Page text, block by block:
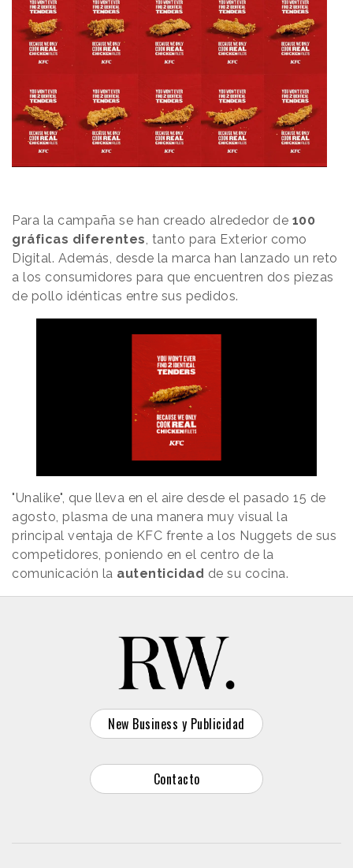
Para la campaña se han creado alrededor de 100
gráficas diferentes , tanto para Exterior como
Digital. Además, desde la marca han lanzado un reto
a los consumidores para que encuentren dos piezas
de pollo idénticas entre sus pedidos.
"Unalike", que lleva en el aire desde el pasado 15 de
agosto, plasma de una manera muy visual la
principal ventaja de KFC frente a los Nuggets de sus
competidores, poniendo en el centro de la
comunicación la autenticidad de su cocina.
New Business y Publicidad
Contacto